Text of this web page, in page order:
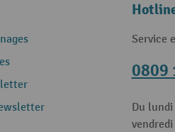
Service
0809
Du lundi
vendredi